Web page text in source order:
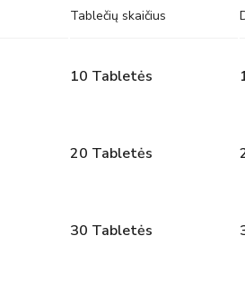
Tablečių skaičius
10 Tabletės
20 Tabletės
30 Tabletės